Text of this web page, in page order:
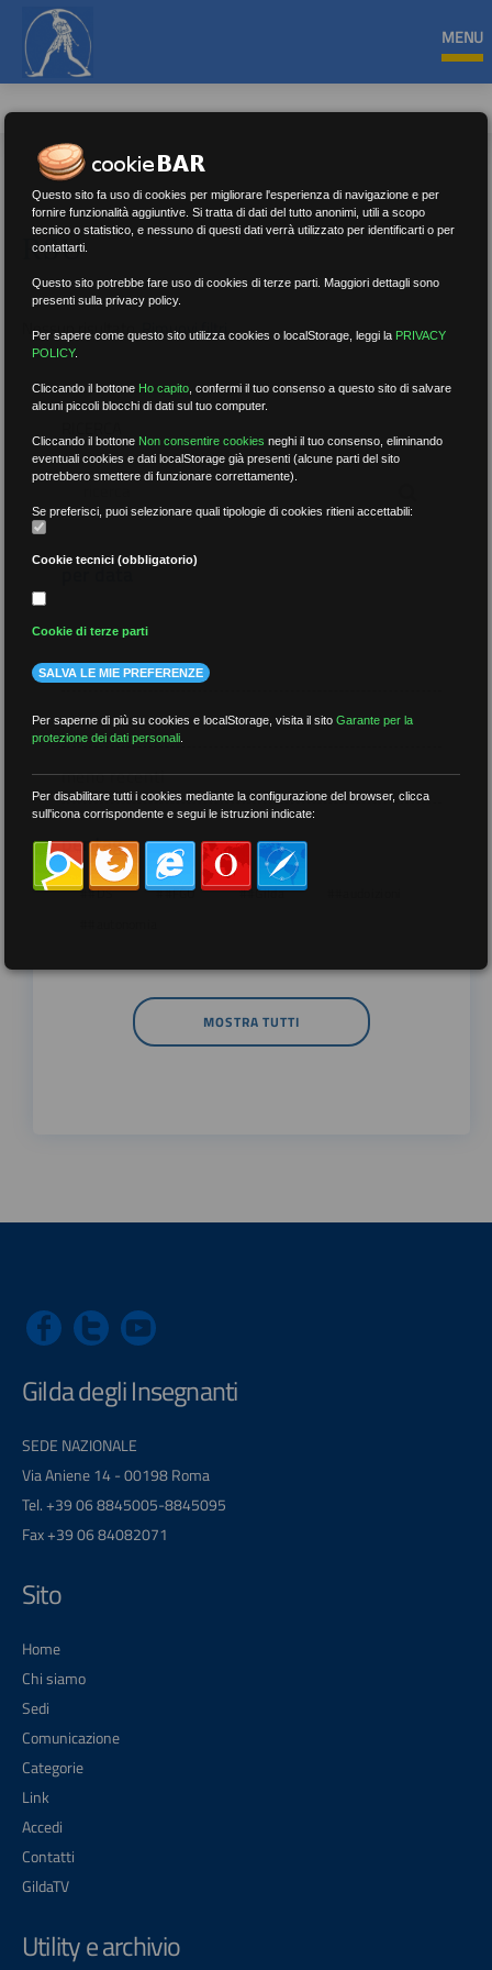
MENU
RSU
Nessun risultato.Rimuovi filtri
per data
più recenti
meno recenti
per tag
##DS ##FGU ##Gilda
MOSTRA TUTTI
Gilda degli Insegnanti
SEDE NAZIONALE
Via Aniene 14 - 00198 Roma
Tel. +39 06 8845005-8845095
Fax +39 06 84082071
Sito
Home
Chi siamo
Sedi
Comunicazione
Categorie
Link
Accedi
Contatti
GildaTV
Utility e archivio
Questo sito fa uso di cookies per migliorare l'esperienza di navigazione e per
fornire funzionalità aggiuntive. Si tratta di dati del tutto anonimi, utili a scopo
tecnico o statistico, e nessuno di questi dati verrà utilizzato per identificarti o per
contattarti.
Questo sito potrebbe fare uso di cookies di terze parti. Maggiori dettagli sono
presenti sulla privacy policy.
Per sapere come questo sito utilizza cookies o localStorage, leggi la PRIVACY
POLICY.
Cliccando il bottone Ho capito ,confermi il tuo consenso a questo sito di salvare
alcuni piccoli blocchi di dati sul tuo computer.
Cliccando il bottone Non consentire cookies neghi il tuo consenso, eliminando
eventuali cookies e dati localStorage già presenti (alcune parti del sito
potrebbero smettere di funzionare correttamente).
Se preferisci, puoi selezionare quali tipologie di cookies ritieni accettabili:
Cookie tecnici (obbligatorio)
Cookie di terze parti
SALVA LE MIE PREFERENZE
Per saperne di più su cookies e localStorage, visita il sitoGarante per la
protezione dei dati personali
Per disabilitare tutti i cookies mediante la configurazione del browser, clicca
sull'icona corrispondente e segui le istruzioni indicate: